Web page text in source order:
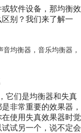
软件设备，那均衡效
别？我们来了解一
音均衡器 ， 音乐均衡器 ，
它们是均衡器和失真
非常重要的效果器，
使用失真效果器时觉
试另一个，说不定会